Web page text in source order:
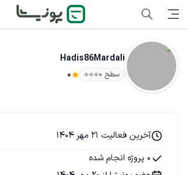
Hadis86Mardali
سطح ۰ 0
آخرین فعالیت 21 مهر 1404
0 پروژه انجام شده